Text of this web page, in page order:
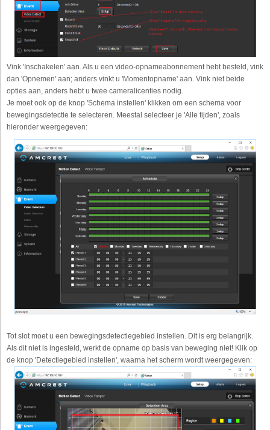
Vink 'Inschakelen' aan. Als u een video-opnameabonnement hebt besteld, vink
dan 'Opnemen' aan; anders vinkt u 'Momentopname' aan. Vink niet beide
opties aan, anders hebt u twee cameralicenties nodig.
Je moet ook op de knop 'Schema instellen' klikken om een schema voor
bewegingsdetectie te selecteren. Meestal selecteer je 'Alle tijden', zoals
hieronder weergegeven:
Tot slot moet u een bewegingsdetectiegebied instellen. Dit is erg belangrijk.
Als dit niet is ingesteld, werkt de opname op basis van beweging niet! Klik op
de knop 'Detectiegebied instellen', waarna het scherm wordt weergegeven: